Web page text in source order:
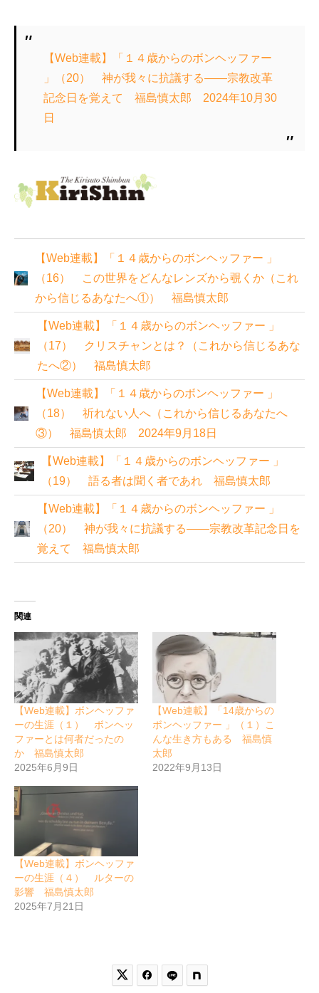
【Web連載】「１４歳からのボンヘッファー
」（20） 神が我々に抗議する――宗教改革
記念日を覚えて 福島慎太郎 2024年10月30
日
【Web連載】「１４歳からのボンヘッファー 」
（16） この世界をどんなレンズから覗くか（これ
から信じるあなたへ①） 福島慎太郎
【Web連載】「１４歳からのボンヘッファー 」
（17） クリスチャンとは？（これから信じるあな
たへ②） 福島慎太郎
【Web連載】「１４歳からのボンヘッファー 」
（18） 祈れない人へ（これから信じるあなたへ
③） 福島慎太郎 2024年9月18日
【Web連載】「１４歳からのボンヘッファー 」
（19） 語る者は聞く者であれ 福島慎太郎
【Web連載】「１４歳からのボンヘッファー 」
（20） 神が我々に抗議する――宗教改革記念日を
覚えて 福島慎太郎
関連
【Web連載】ボンヘッファ
ーの生涯（１） ボンヘッ
ファーとは何者だったの
か 福島慎太郎
2025年6月9日
【Web連載】「14歳からの
ボンヘッファー 」（１）こ
んな生き方もある 福島慎
太郎
2022年9月13日
【Web連載】ボンヘッファ
ーの生涯（４） ルターの
影響 福島慎太郎
2025年7月21日
 